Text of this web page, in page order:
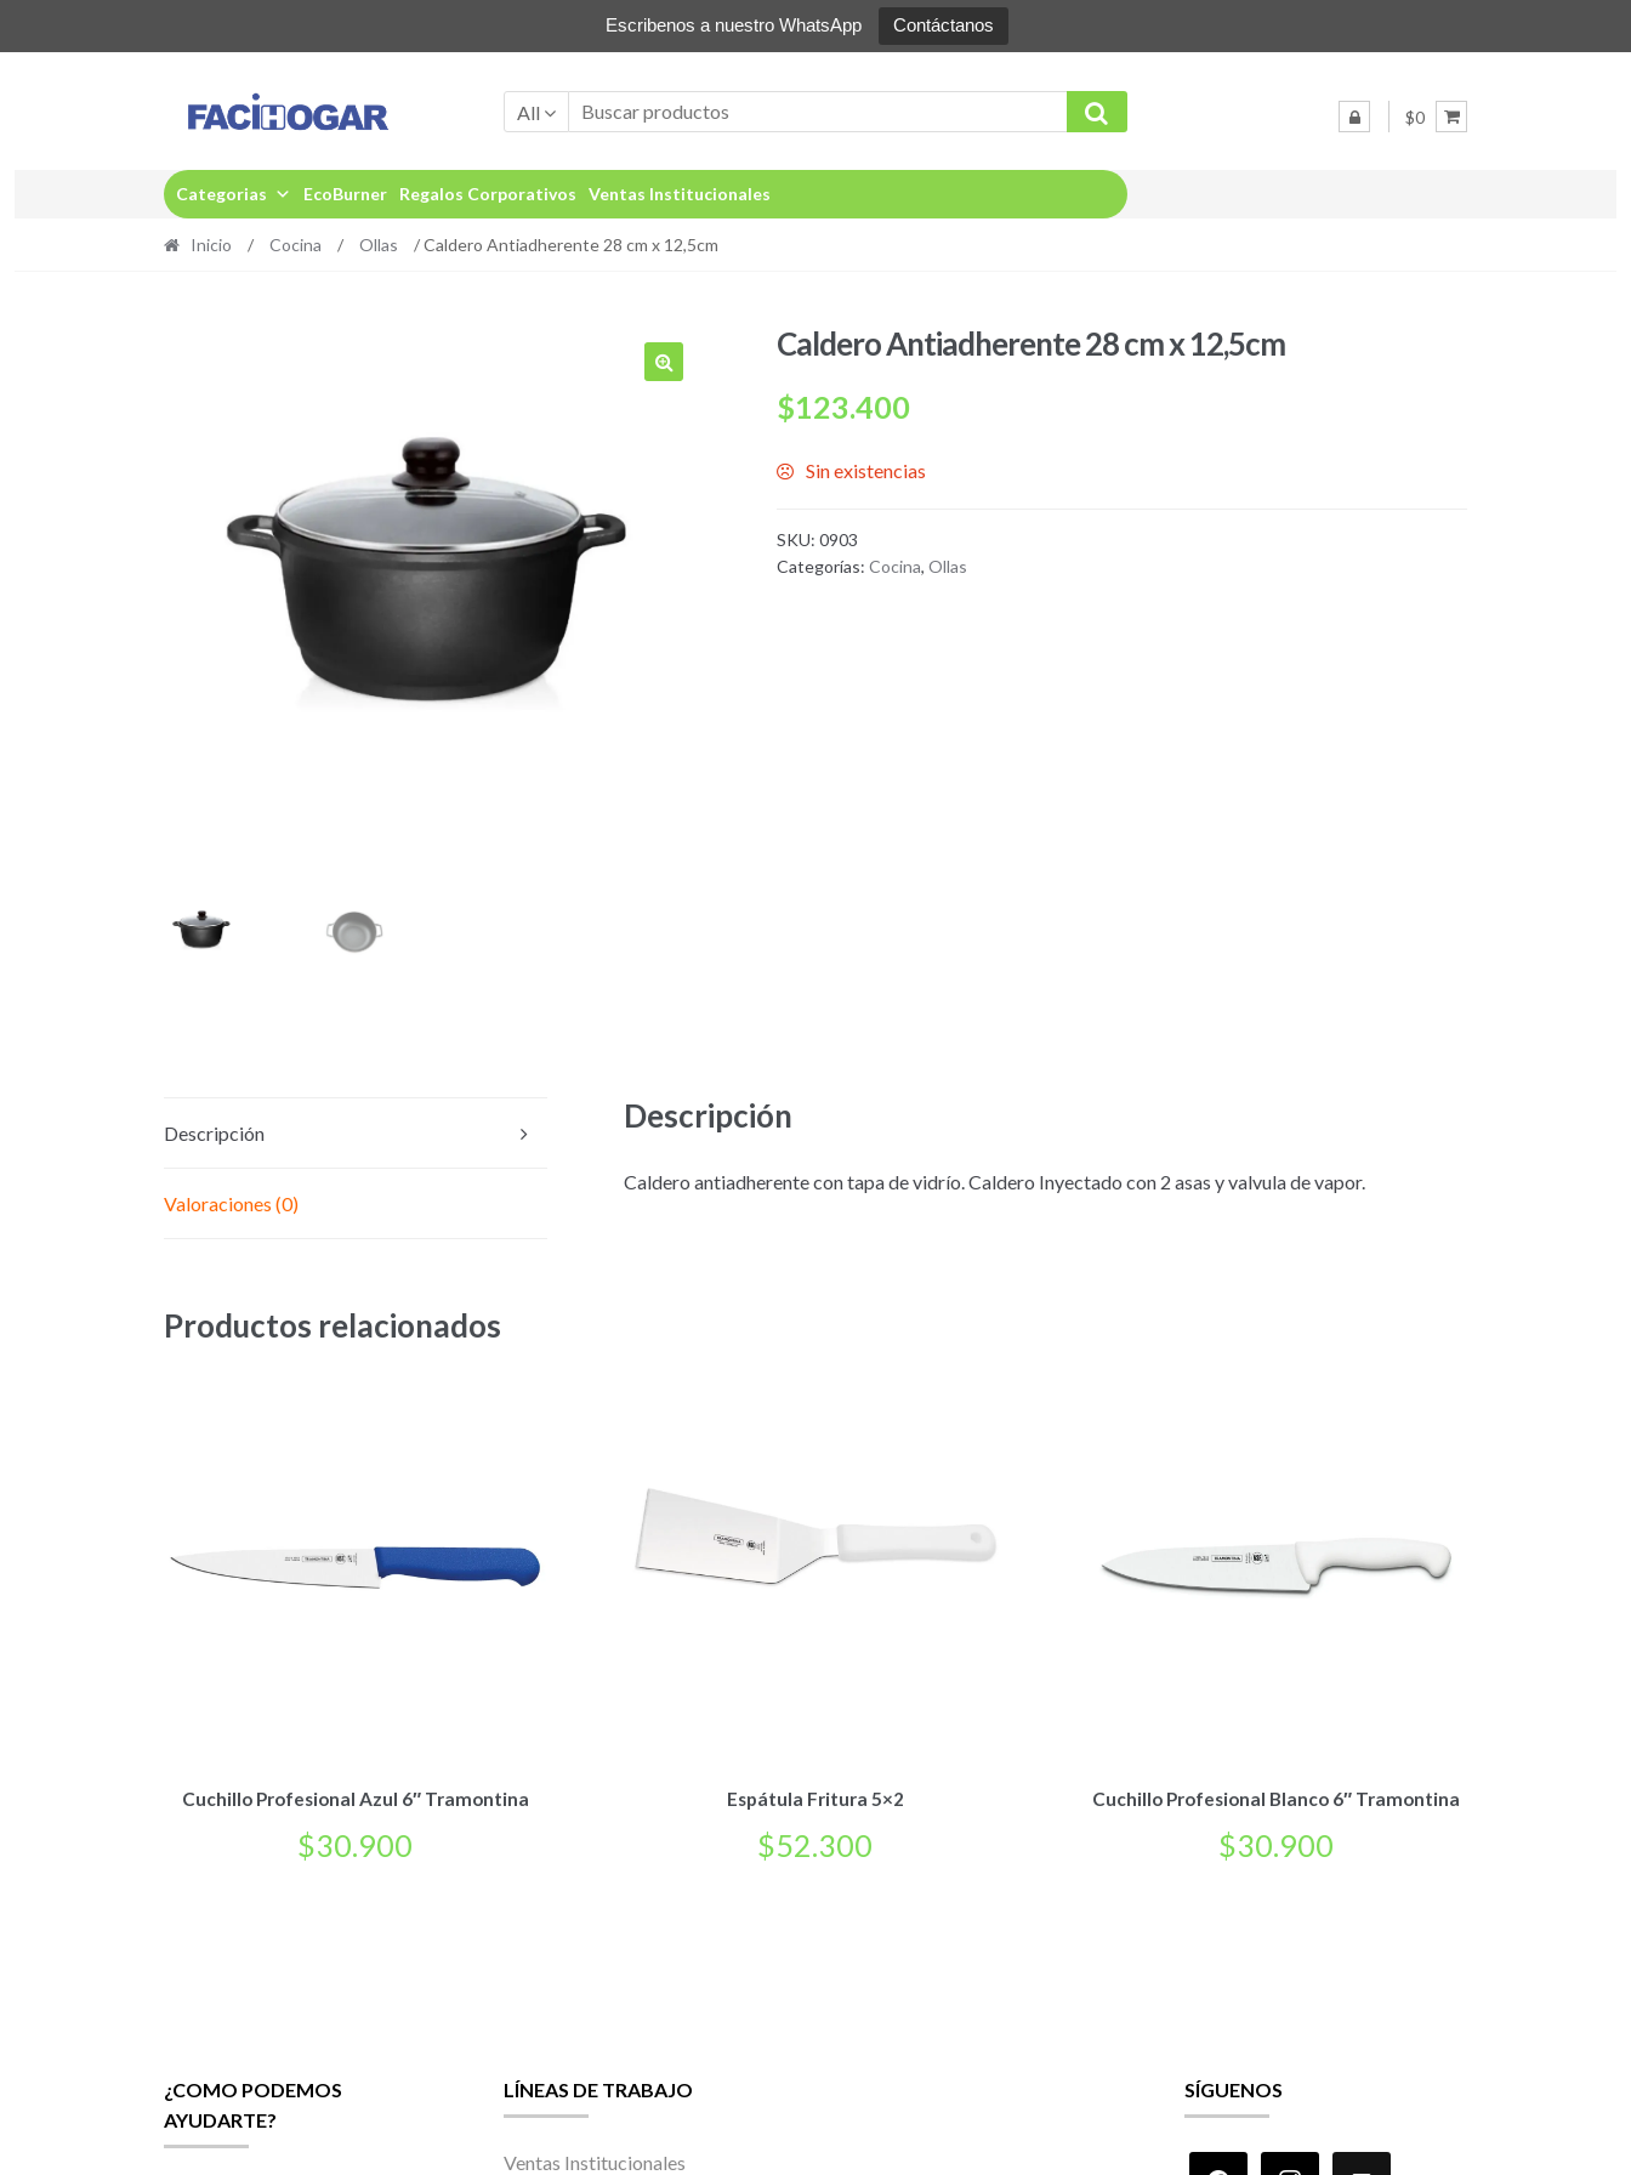
Escribenos a nuestro WhatsApp Contáctanos
contenido
All $0
Categorias EcoBurner Regalos Corporativos Ventas Institucionales
Inicio / Cocina / Ollas / Caldero Antiadherente 28 cm x 12,5cm
Caldero Antiadherente 28 cm x 12,5cm
$123.400
Sin existencias
SKU:0903
Categorías:Cocina,Ollas
Descripción
Valoraciones (0)
Descripción
Caldero antiadherente con tapa de vidrío. Caldero Inyectado con 2 asas y valvula de vapor.
Productos relacionados
Cuchillo Profesional Azul 6″ Tramontina
$30.900
Espátula Fritura 5×2
$52.300
Cuchillo Profesional Blanco 6″ Tramontina
$30.900
¿COMO PODEMOS
AYUDARTE?
LÍNEAS DE TRABAJO
Ventas Institucionales
SÍGUENOS
facebook instagram